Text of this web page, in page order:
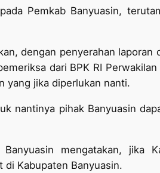
Pemkab Banyuasin,
dengan penyerahan
dari BPK RI
yang jika diperlukan nanti.
nantinya pihak Banyuasin
Banyuasin mengatakan, jika
di Kabupaten Banyuasin.